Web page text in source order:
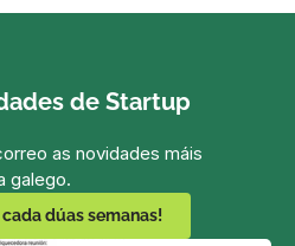
de Startup
as novidades máis
galego.
dúas semanas!